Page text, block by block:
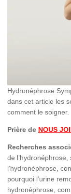
Hydronéphrose
dans cet article les
comment le soigner.
Prière de NOUS
Recherches
de
l’hydronéphrose,
pourquoi l’urine
hydronéphrose,